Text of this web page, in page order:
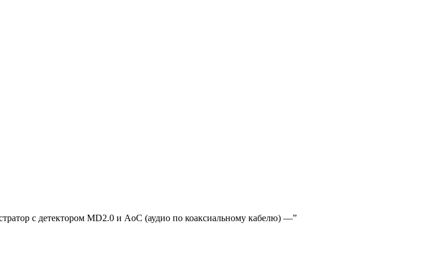
c детектором MD2.0 и AoC (аудио по коаксиальному кабелю) —”